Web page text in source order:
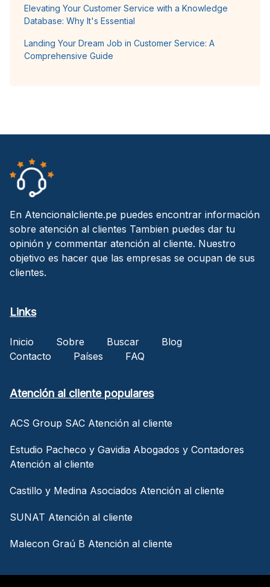
Elevating Your Customer Service with a Knowledge
Database: Why It's Essential
Landing Your Dream Job in Customer Service: A
Comprehensive Guide
En Atencionalcliente.pe puedes encontrar información
sobre atención al clientes Tambien puedes dar tu
opinión y commentar atención al cliente. Nuestro
objetivo es hacer que las empresas se ocupan de sus
clientes.
Links
Inicio Sobre Buscar
Blog
Contacto
Países FAQ
Atención al cliente populares
ACS Group SAC Atención al cliente
Estudio Pacheco y Gavidia Abogados y Contadores
Atención al cliente
Castillo y Medina Asociados Atención al cliente
SUNAT Atención al cliente
Malecon Graú B Atención al cliente